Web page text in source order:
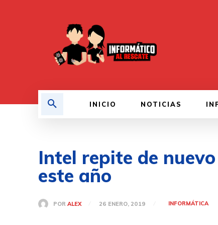
INICIO NOTICIAS
Intel repite de
este año
POR ALEX 26 ENERO, 2019 INFORMÁTICA